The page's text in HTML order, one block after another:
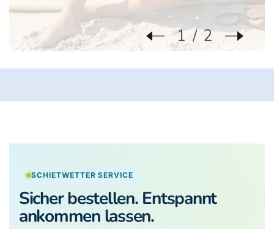
2 2
SCHIETWETTER SERVICE
Sicher bestellen. Entspannt
ankommen lassen.